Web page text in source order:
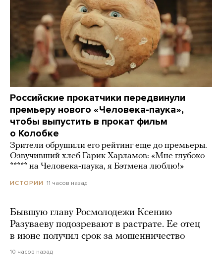
Российские прокатчики передвинули
премьеру нового «Человека-паука»,
чтобы выпустить в прокат фильм
о Колобке
Зрители обрушили его рейтинг еще до премьеры.
Озвучивший хлеб Гарик Харламов: «Мне глубоко
***** на Человека-паука, я Бэтмена люблю!»
ИСТОРИИ 11 часов назад
Бывшую главу Росмолодежи Ксению
Разуваеву подозревают в растрате. Ее отец
в июне получил срок за мошенничество
10 часов назад